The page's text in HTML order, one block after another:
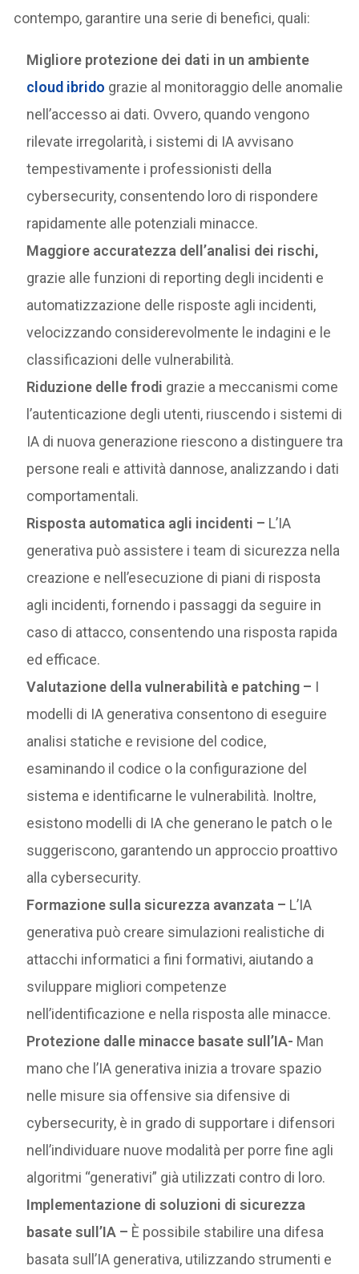
contempo, garantire una serie di benefici, quali:
Migliore protezione dei dati in un ambiente
cloud ibrido grazie al monitoraggio delle anomalie
nell’accesso ai dati. Ovvero, quando vengono
rilevate irregolarità, i sistemi di IA avvisano
tempestivamente i professionisti della
cybersecurity, consentendo loro di rispondere
rapidamente alle potenziali minacce.
Maggiore accuratezza dell’analisi dei rischi,
grazie alle funzioni di reporting degli incidenti e
automatizzazione delle risposte agli incidenti,
velocizzando considerevolmente le indagini e le
classificazioni delle vulnerabilità.
Riduzione delle frodi grazie a meccanismi come
l’autenticazione degli utenti, riuscendo i sistemi di
IA di nuova generazione riescono a distinguere tra
persone reali e attività dannose, analizzando i dati
comportamentali.
Risposta automatica agli incidenti – L’IA
generativa può assistere i team di sicurezza nella
creazione e nell’esecuzione di piani di risposta
agli incidenti, fornendo i passaggi da seguire in
caso di attacco, consentendo una risposta rapida
ed efficace.
Valutazione della vulnerabilità e patching – I
modelli di IA generativa consentono di eseguire
analisi statiche e revisione del codice,
esaminando il codice o la configurazione del
sistema e identificarne le vulnerabilità. Inoltre,
esistono modelli di IA che generano le patch o le
suggeriscono, garantendo un approccio proattivo
alla cybersecurity.
Formazione sulla sicurezza avanzata – L’IA
generativa può creare simulazioni realistiche di
attacchi informatici a fini formativi, aiutando a
sviluppare migliori competenze
nell’identificazione e nella risposta alle minacce.
Protezione dalle minacce basate sull’IA- Man
mano che l’IA generativa inizia a trovare spazio
nelle misure sia offensive sia difensive di
cybersecurity, è in grado di supportare i difensori
nell’individuare nuove modalità per porre fine agli
algoritmi “generativi” già utilizzati contro di loro.
Implementazione di soluzioni di sicurezza
basate sull’IA – È possibile stabilire una difesa
basata sull’IA generativa, utilizzando strumenti e